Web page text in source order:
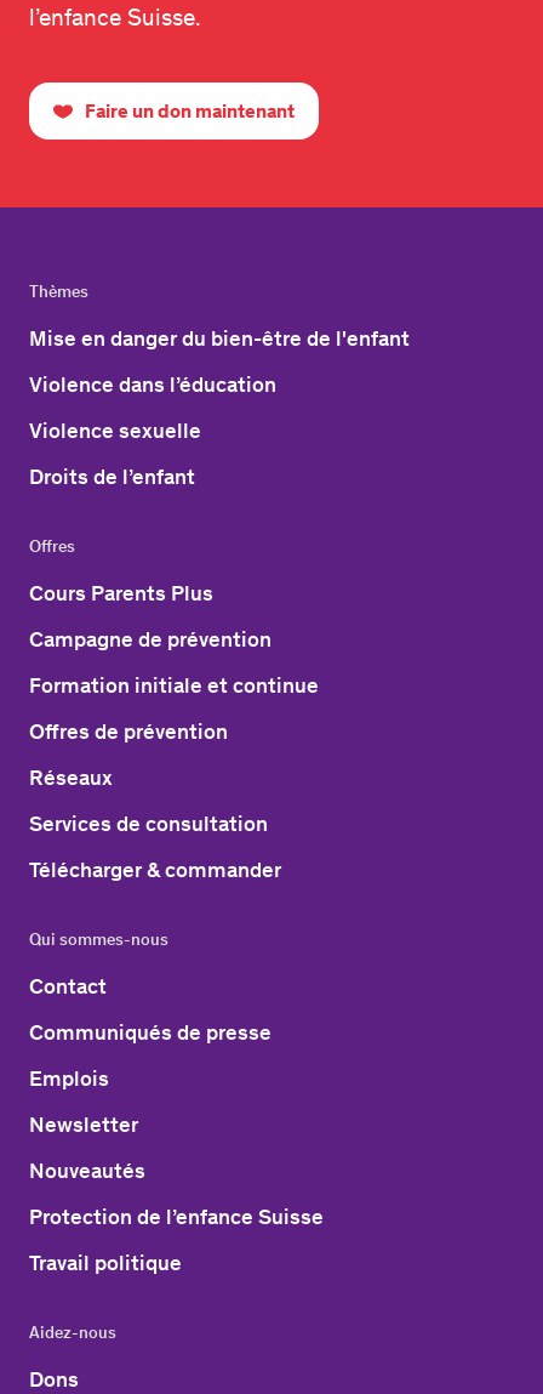
l’enfance Suisse.
Faire un don maintenant
Thèmes
Mise en danger du bien-être de l'enfant
Violence dans l’éducation
Violence sexuelle
Droits de l’enfant
Offres
Cours Parents Plus
Campagne de prévention
Formation initiale et continue
Offres de prévention
Réseaux
Services de consultation
Télécharger & commander
Qui sommes-nous
Contact
Communiqués de presse
Emplois
Newsletter
Nouveautés
Protection de l’enfance Suisse
Travail politique
Aidez-nous
Dons